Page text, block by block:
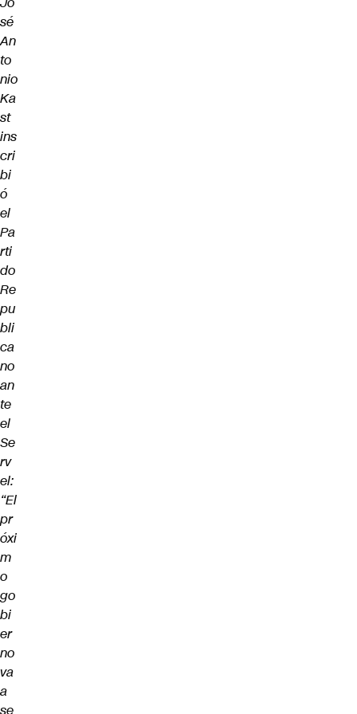
sé
An
to
nio
Ka
st
ins
cri
bi
ó
el
Pa
rti
do
Re
pu
bli
ca
no
an
te
el
Se
rv
el:
“El
pr
óxi
m
o
go
bi
er
no
va
a
se